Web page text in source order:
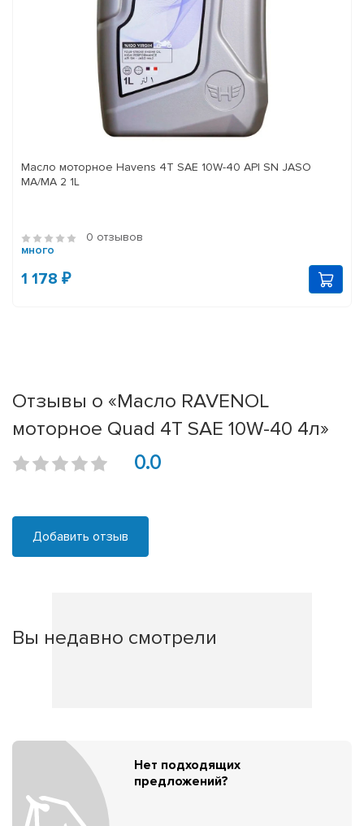
Масло моторное Havens 4T SAE 10W-40 API SN JASO
MA/MA 2 1L
0 отзывов
много
1 178 ₽
Отзывы о «Масло RAVENOL
моторное Quad 4T SAE 10W-40 4л»
0.0
Добавить отзыв
Вы недавно смотрели
Нет подходящих
предложений?